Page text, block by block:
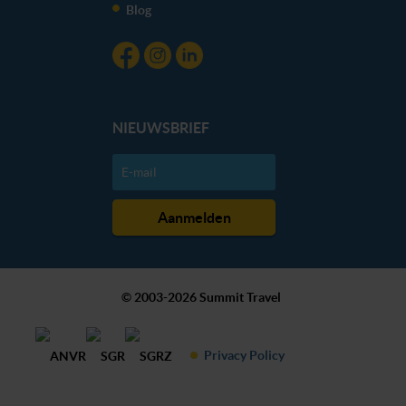
Blog
NIEUWSBRIEF
© 2003-2026 Summit Travel
Privacy Policy